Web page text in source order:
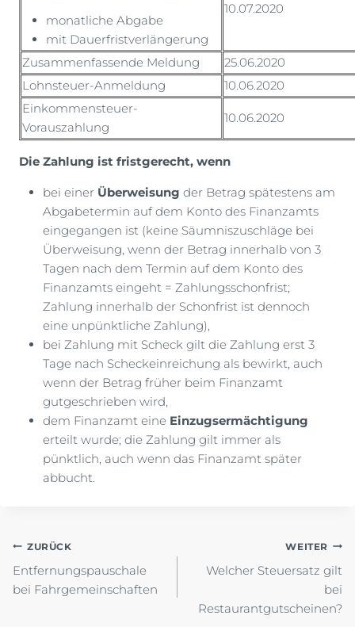
monatliche Abgabe
mit Dauerfristverlängerung
10.07.2020
Zusammenfassende Meldung
25.06.2020
Lohnsteuer-Anmeldung
10.06.2020
Einkommensteuer-
Vorauszahlung
10.06.2020
Die Zahlung ist fristgerecht, wenn
bei einer Überweisung der Betrag spätestens am
Abgabetermin auf dem Konto des Finanzamts
eingegangen ist (keine Säumniszuschläge bei
Überweisung, wenn der Betrag innerhalb von 3
Tagen nach dem Termin auf dem Konto des
Finanzamts eingeht = Zahlungsschonfrist;
Zahlung innerhalb der Schonfrist ist dennoch
eine unpünktliche Zahlung),
bei Zahlung mit Scheck gilt die Zahlung erst 3
Tage nach Scheckeinreichung als bewirkt, auch
wenn der Betrag früher beim Finanzamt
gutgeschrieben wird,
dem Finanzamt eine Einzugsermächtigung
erteilt wurde; die Zahlung gilt immer als
pünktlich, auch wenn das Finanzamt später
abbucht.
Beitragsnavigation
ZURÜCK
Entfernungspauschale
bei Fahrgemeinschaften
WEITER
Welcher Steuersatz gilt
bei
Restaurantgutscheinen?